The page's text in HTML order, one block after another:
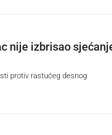
nije izbrisao
protiv rastućeg desnog